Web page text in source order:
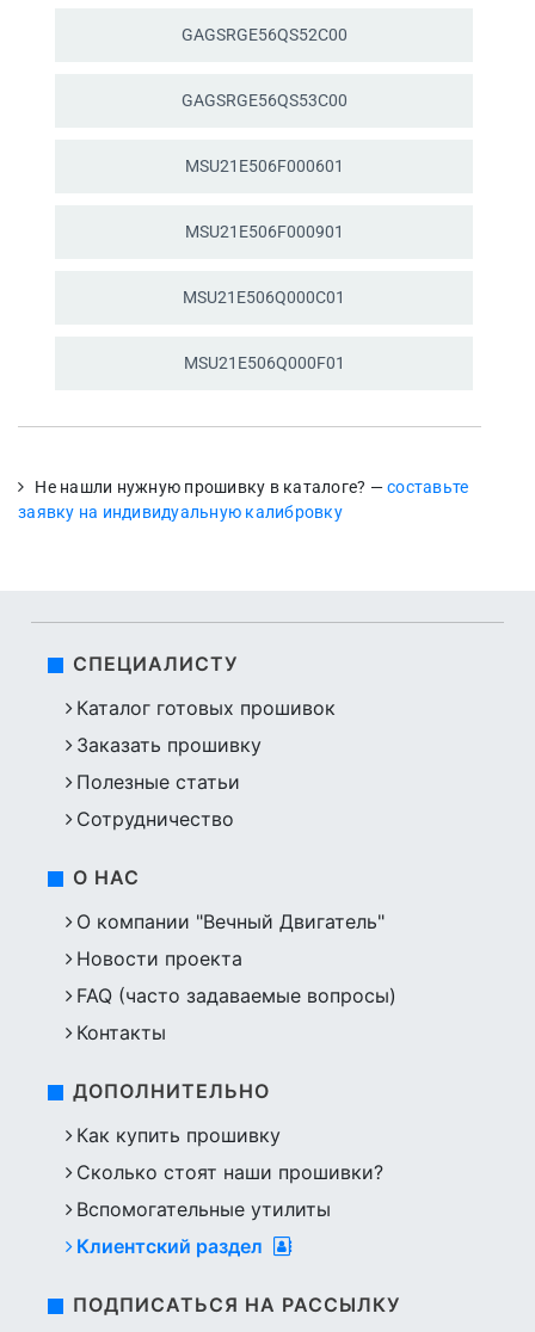
GAGSRGE56QS52C00
GAGSRGE56QS53C00
MSU21E506F000601
MSU21E506F000901
MSU21E506Q000C01
MSU21E506Q000F01
Не нашли нужную прошивку в каталоге? —составьте
заявку на индивидуальную калибровку
СПЕЦИАЛИСТУ
Каталог готовых прошивок
Заказать прошивку
Полезные статьи
Сотрудничество
О НАС
О компании "Вечный Двигатель"
Новости проекта
FAQ (часто задаваемые вопросы)
Контакты
ДОПОЛНИТЕЛЬНО
Как купить прошивку
Сколько стоят наши прошивки?
Вспомогательные утилиты
Клиентский раздел
ПОДПИСАТЬСЯ НА РАССЫЛКУ